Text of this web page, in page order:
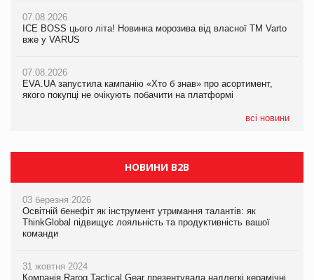
07.08.2026
ICE BOSS цього літа! Новинка морозива від власної ТМ Varto
вже у VARUS
07.08.2026
EVA.UA запустила кампанію «Хто б знав» про асортимент,
якого покупці не очікують побачити на платформі
всі новини
06.08.2026
Смачна новинка для хвостатих: у VARUS з’явилися паучі
05.08.2026
Мережа супермаркетів VARUS купує мережу магазинів
Продажі Hugo Boss впали на 9%
НОВИНИ B2B
03 березня 2026
Освітній бенефіт як інструмент утримання талантів: як
ThinkGlobal підвищує лояльність та продуктивність вашої
команди
31 жовтня 2024
Компанія Rarog Tactical Gear презентувала надлегкі керамічні